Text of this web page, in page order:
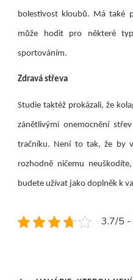
bolestivost kloubů. Má také
může hodit pro některé
sportováním.
Zdravá střeva
Studie taktéž prokázali, že
zánětlivými onemocnění
tračníku. Není to tak, že by
rozhodně ničemu
budete užívat jako doplněk k
3.7/5 -